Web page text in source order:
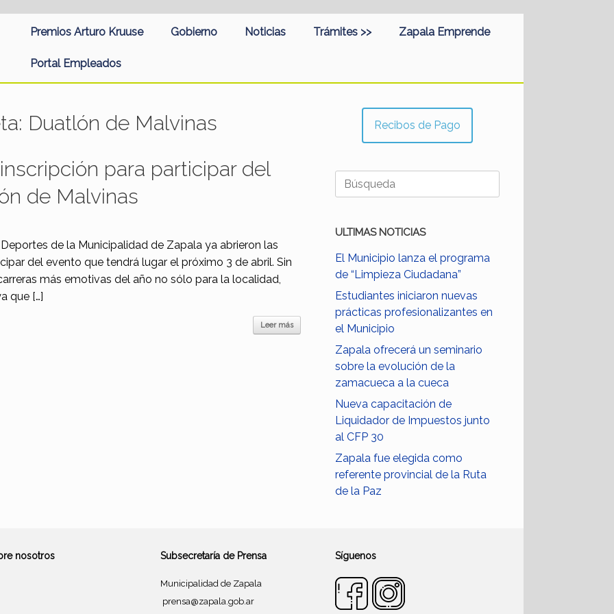
Premios Arturo Kruuse Gobierno Noticias Trámites >> Zapala Emprende
Portal Empleados
Duatlón de Malvinas
para participar del
de Malvinas
de la Municipalidad de Zapala ya abrieron las
del evento que tendrá lugar el próximo 3 de abril. Sin
más emotivas del año no sólo para la localidad,
que […]
Leer más
Recibos de Pago
Buscar:
ULTIMAS NOTICIAS
El Municipio lanza el programa
de “Limpieza Ciudadana”
Estudiantes iniciaron nuevas
prácticas profesionalizantes en
el Municipio
Zapala ofrecerá un seminario
sobre la evolución de la
zamacueca a la cueca
Nueva capacitación de
Liquidador de Impuestos junto
al CFP 30
Zapala fue elegida como
referente provincial de la Ruta
de la Paz
nosotros Subsecretaría de Prensa
Municipalidad de Zapala
prensa@zapala.gob.ar
Síguenos